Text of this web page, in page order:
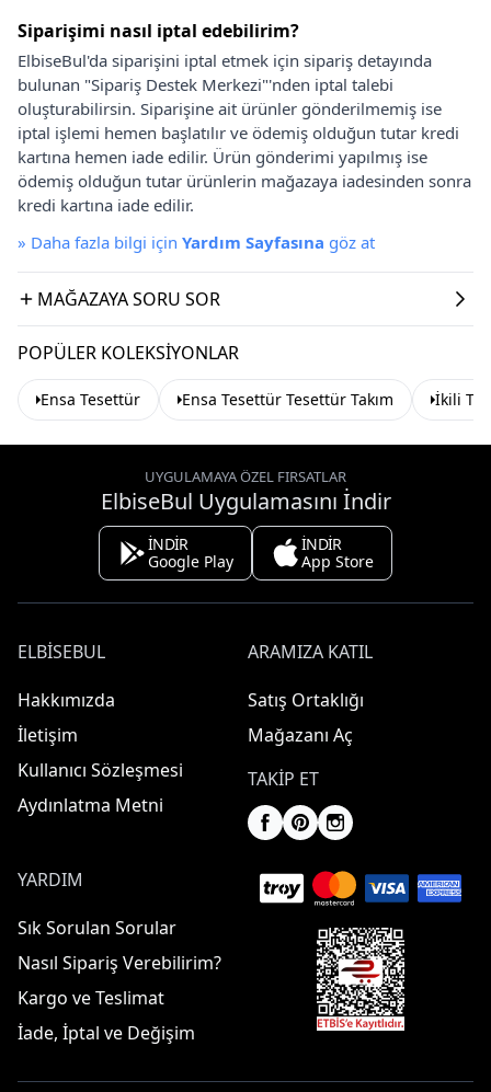
Siparişimi nasıl iptal edebilirim?
ElbiseBul'da siparişini iptal etmek için sipariş detayında
bulunan "Sipariş Destek Merkezi"'nden iptal talebi
oluşturabilirsin. Siparişine ait ürünler gönderilmemiş ise
iptal işlemi hemen başlatılır ve ödemiş olduğun tutar kredi
kartına hemen iade edilir. Ürün gönderimi yapılmış ise
ödemiş olduğun tutar ürünlerin mağazaya iadesinden sonra
kredi kartına iade edilir.
» Daha fazla bilgi için Yardım Sayfasına göz at
MAĞAZAYA SORU SOR
POPÜLER KOLEKSIYONLAR
Ensa Tesettür Ensa Tesettür Tesettür Takım İkili
UYGULAMAYA ÖZEL FIRSATLAR
ElbiseBul Uygulamasını İndir
İNDİR
Google Play
İNDİR
App Store
ELBISEBUL
Hakkımızda
İletişim
Kullanıcı Sözleşmesi
Aydınlatma Metni
ARAMIZA KATIL
Satış Ortaklığı
Mağazanı Aç
TAKIP ET
YARDIM
Sık Sorulan Sorular
Nasıl Sipariş Verebilirim?
Kargo ve Teslimat
İade, İptal ve Değişim